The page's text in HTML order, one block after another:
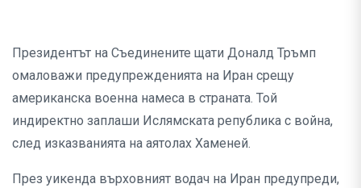
Президентът на Съединените щати Доналд Тръмп
омаловажи предупрежденията на Иран срещу
американска военна намеса в страната. Той
индиректно заплаши Ислямската република с война,
след изказванията на аятолах Хаменей.
През уикенда върховният водач на Иран предупреди,